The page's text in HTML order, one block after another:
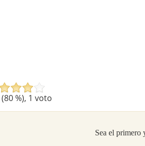
80%), 1 voto
Sea el primero